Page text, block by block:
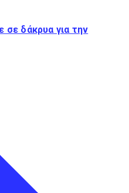
δάκρυα για την